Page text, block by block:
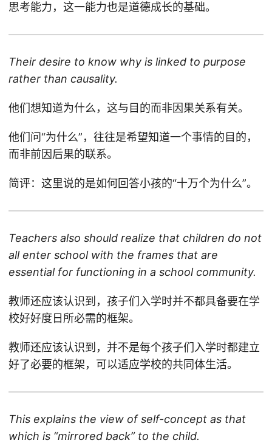
思考能力，这一能力也是道德成长的基础。
Their desire to know why is linked to purpose
rather than causality.
他们想知道为什么，这与目的而非因果关系有关。
他们问“为什么”，往往是希望知道一个事情的目的，
而非前因后果的联系。
简评：这里说的是如何回答小孩的“十万个为什么”。
Teachers also should realize that children do not
all enter school with the frames that are
essential for functioning in a school community.
教师还应该认识到，孩子们入学时并不都具备要在学
校好好度日所必需的框架。
教师还应该认识到，并不是每个孩子们入学时都建立
好了必要的框架，可以适应学校的共同体生活。
This explains the view of self-concept as that
which is “mirrored back” to the child.